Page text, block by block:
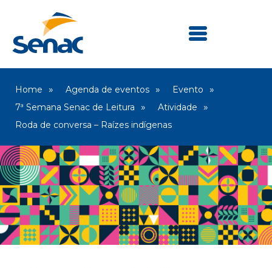
Home Agenda de eventos
Evento
7ª Semana Senac de Leitura
Atividade
Roda de conversa – Raízes indígenas